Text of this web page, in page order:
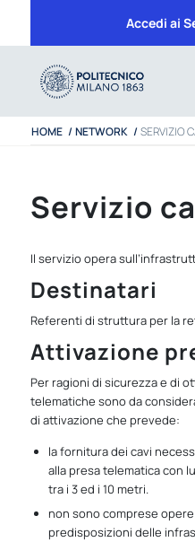
Accedi ai
HOME / NETWORK / SERVIZIO
Servizio
Il servizio opera
Destinatari
Referenti di struttura per la
Attivazione
Per ragioni di sicurezza e di
telematiche sono da
di attivazione che prevede:
la fornitura dei cavi
alla presa telematica con
tra i 3 ed i 10 metri.
non sono comprese
predisposizioni delle